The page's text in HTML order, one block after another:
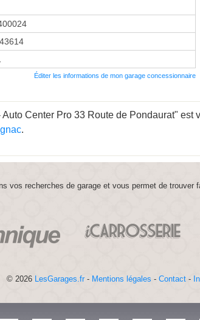
Éditer les informations de mon garage concessionnaire
Center Pro 33 Route de Pondaurat" est
.
vos recherches de garage et vous permet de
© 2026 LesGarages.fr - Mentions légales - Contact -